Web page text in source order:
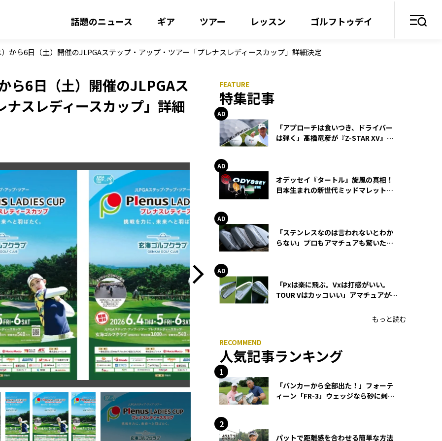
話題のニュース ギア ツアー レッスン ゴルフトゥデイ
）から6日（土）開催のJLPGAステップ・アップ・ツアー「プレナスレディースカップ」詳細決定
ら6日（土）開催のJLPGAス
スレディースカップ」詳細
特集記事
「アプローチは食いつき、ドライバー
は弾く」髙橋竜彦が『Z-STAR XV』を
オデッセイ『タートル』旋風の真相！
日本生まれの新世代ミッドマレットが
「ステンレスなのは言われないとわか
らない」プロもアマチュアも驚いた
「Pxは楽に飛ぶ。Vxは打感がいい。
TOUR Vはカッコいい」アマチュアが選
もっと読む
人気記事ランキング
「バンカーから全部出た！」フォーテ
ィーン「FR-3」ウェッジなら砂に刺さ
パットで距離感を合わせる簡単な方法